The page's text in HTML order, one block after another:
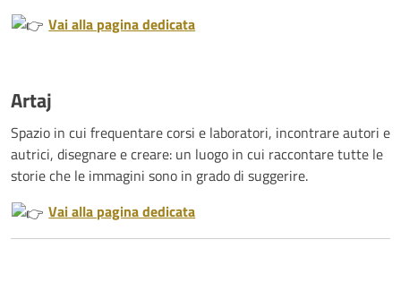
Vai alla pagina dedicata
Artaj
Spazio in cui frequentare corsi e laboratori, incontrare autori e
autrici, disegnare e creare: un luogo in cui raccontare tutte le
storie che le immagini sono in grado di suggerire.
Vai alla pagina dedicata